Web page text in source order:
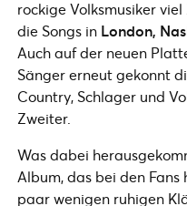
rockige Volksmusiker
die Songs in London,
Auch auf der neuen
Sänger erneut gekonnt
Country, Schlager und
Zweiter.
Was dabei
Album, das bei den
paar wenigen ruhigen